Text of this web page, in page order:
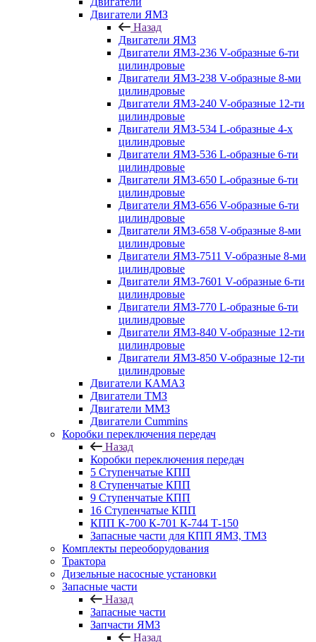
Двигатели ЯМЗ
Назад
Двигатели ЯМЗ
Двигатели ЯМЗ-236 V-образные 6-ти
цилиндровые
Двигатели ЯМЗ-238 V-образные 8-ми
цилиндровые
Двигатели ЯМЗ-240 V-образные 12-ти
цилиндровые
Двигатели ЯМЗ-534 L-образные 4-х
цилиндровые
Двигатели ЯМЗ-536 L-образные 6-ти
цилиндровые
Двигатели ЯМЗ-650 L-образные 6-ти
цилиндровые
Двигатели ЯМЗ-656 V-образные 6-ти
цилиндровые
Двигатели ЯМЗ-658 V-образные 8-ми
цилиндровые
Двигатели ЯМЗ-7511 V-образные 8-ми
цилиндровые
Двигатели ЯМЗ-7601 V-образные 6-ти
цилиндровые
Двигатели ЯМЗ-770 L-образные 6-ти
цилиндровые
Двигатели ЯМЗ-840 V-образные 12-ти
цилиндровые
Двигатели ЯМЗ-850 V-образные 12-ти
цилиндровые
Двигатели КАМАЗ
Двигатели ТМЗ
Двигатели ММЗ
Двигатели Cummins
Коробки переключения передач
Назад
Коробки переключения передач
5 Ступенчатые КПП
8 Ступенчатые КПП
9 Ступенчатые КПП
16 Ступенчатые КПП
КПП К-700 К-701 К-744 Т-150
Запасные части для КПП ЯМЗ, ТМЗ
Комплекты переоборудования
Трактора
Дизельные насосные установки
Запасные части
Назад
Запасные части
Запчасти ЯМЗ
Назад